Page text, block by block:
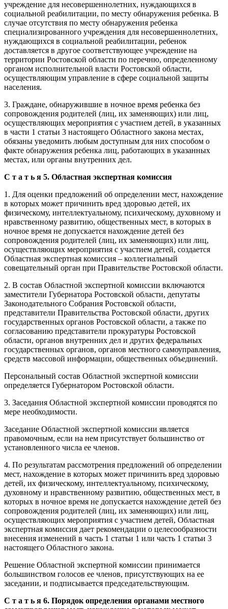
учреждение для несовершеннолетних, нуждающихся в
социальной реабилитации, по месту обнаружения ребенка. В
случае отсутствия по месту обнаружения ребенка
специализированного учреждения для несовершеннолетних,
нуждающихся в социальной реабилитации, ребенок
доставляется в другое соответствующее учреждение на
территории Ростовской области по перечню, определенному
органом исполнительной власти Ростовской области,
осуществляющим управление в сфере социальной защиты
населения.
3. Граждане, обнаружившие в ночное время ребенка без
сопровождения родителей (лиц, их заменяющих) или лиц,
осуществляющих мероприятия с участием детей, в указанных
в части 1 статьи 3 настоящего Областного закона местах,
обязаны уведомить любым доступным для них способом о
факте обнаружения ребенка лиц, работающих в указанных
местах, или органы внутренних дел.
С т а т ь я 5. Областная экспертная комиссия
1. Для оценки предложений об определении мест, нахождение
в которых может причинить вред здоровью детей, их
физическому, интеллектуальному, психическому, духовному и
нравственному развитию, общественных мест, в которых в
ночное время не допускается нахождение детей без
сопровождения родителей (лиц, их заменяющих) или лиц,
осуществляющих мероприятия с участием детей, создается
Областная экспертная комиссия – коллегиальный
совещательный орган при Правительстве Ростовской области.
2. В состав Областной экспертной комиссии включаются
заместители Губернатора Ростовской области, депутаты
Законодательного Собрания Ростовской области,
представители Правительства Ростовской области, других
государственных органов Ростовской области, а также по
согласованию представители прокуратуры Ростовской
области, органов внутренних дел и других федеральных
государственных органов, органов местного самоуправления,
средств массовой информации, общественных объединений.
Персональный состав Областной экспертной комиссии
определяется Губернатором Ростовской области.
3. Заседания Областной экспертной комиссии проводятся по
мере необходимости.
Заседание Областной экспертной комиссии является
правомочным, если на нем присутствует большинство от
установленного числа ее членов.
4. По результатам рассмотрения предложений об определении
мест, нахождение в которых может причинить вред здоровью
детей, их физическому, интеллектуальному, психическому,
духовному и нравственному развитию, общественных мест, в
которых в ночное время не допускается нахождение детей без
сопровождения родителей (лиц, их заменяющих) или лиц,
осуществляющих мероприятия с участием детей, Областная
экспертная комиссия дает рекомендации о целесообразности
внесения изменений в часть 1 статьи 1 или часть 1 статьи 3
настоящего Областного закона.
Решение Областной экспертной комиссии принимается
большинством голосов ее членов, присутствующих на ее
заседании, и подписывается председательствующим.
С т а т ь я 6. Порядок определения органами местного